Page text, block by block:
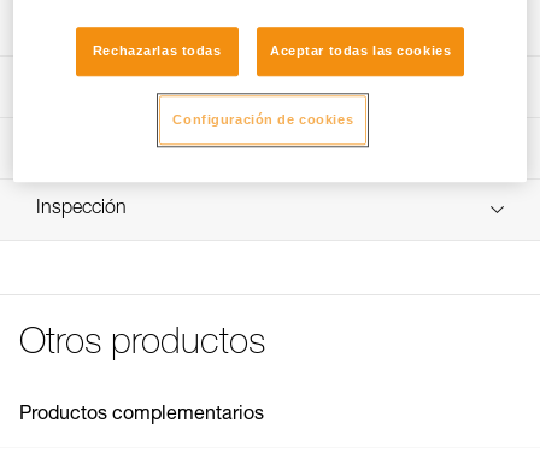
Descripción
Tecnología de ión litio que proporciona una gran
capacidad (3200 mAh, tensión 7,4 V, 23,68 Wh) con un
peso reducido y una excelente resistencia a las bajas
temperaturas.
Indicador de energía para saber el estado de la carga de
la batería.
Sistema de conexión rápida para colocar o retirar la
Recargable gracias a un cargador de red rápido.
Estanca IP67.
Parcialmente compatible con las linternas ULTRA RUSH y
disponible.
Certificaciones: CE, UKCA
Estanqueidad: IP67 (estanca hasta -1 metro durante 30
Peso: 168 g
Características por referencia
Garantía : 2 años o 300 ciclos de carga
Información técnica
Descargar el pdf technical-notice-Batterie-
Rechargeable-R2-1
Descargar el pdf UE-Declaration-E103CA00-R2
FAQ
Inspección
Otros productos
Productos complementarios
Rechazarlas todas Aceptar todas las cookies
Configuración de cookies